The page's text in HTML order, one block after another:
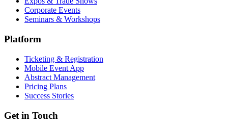
Corporate Events
Seminars & Workshops
Platform
Ticketing & Registration
Mobile Event App
Abstract Management
Pricing Plans
Success Stories
Get in Touch